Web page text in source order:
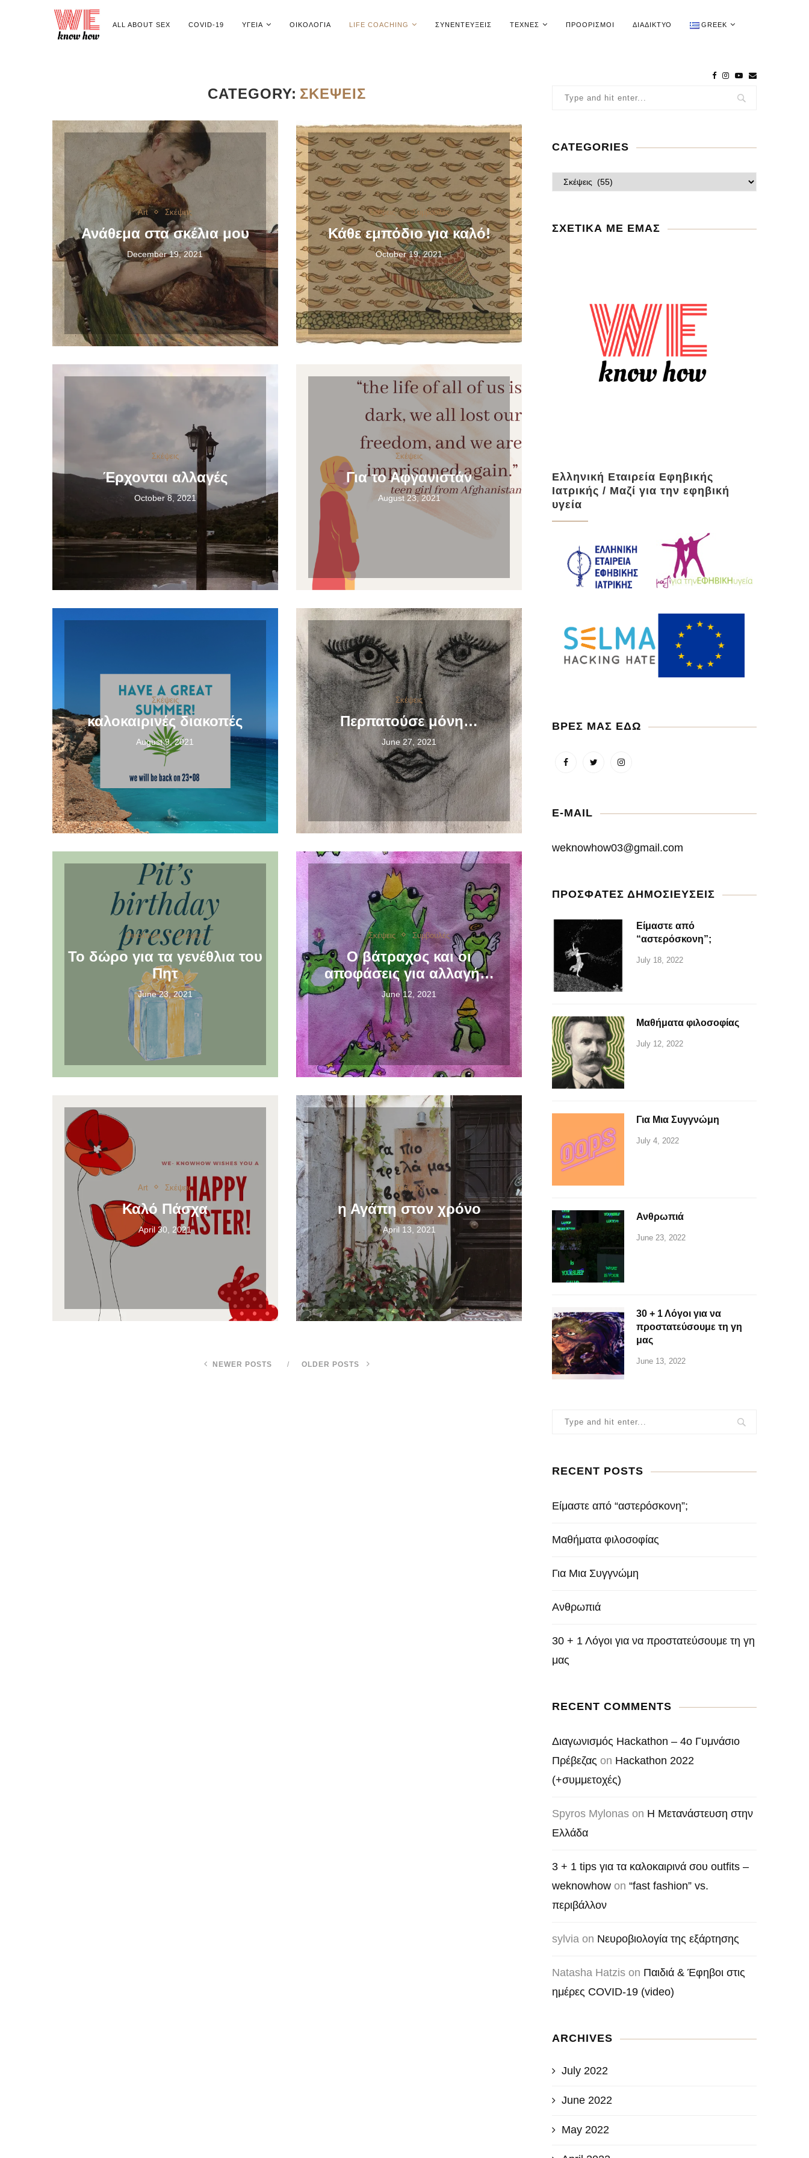
ALL ABOUT SEX COVID-19 ΥΓΕΊΑ ΟΙΚΟΛΟΓΊΑ LIFE COACHING ΣΥΝΕΝΤΕΎΞΕΙΣ ΤΈΧΝΕΣ ΠΡΟΟΡΙΣΜΟΊ ΔΙΑΔΊΚΤΥΟ GREEK
CATEGORY: ΣΚΈΨΕΙΣ
Art Σκέψεις
Ανάθεμα στα σκέλια μου
December 19, 2021
Σκέψεις Συμβουλές
Κάθε εμπόδιο για καλό!
October 19, 2021
Σκέψεις
Έρχονται αλλαγές
October 8, 2021
Σκέψεις
Για το Αφγανιστάν
August 23, 2021
Σκέψεις
καλοκαιρινές διακοπές
August 9, 2021
Σκέψεις
Περπατούσε μόνη…
June 27, 2021
Οικολογία Σκέψεις
Το δώρο για τα γενέθλια του
Πητ
June 23, 2021
Σκέψεις Συμβουλές
Ο βάτραχος και οι
αποφάσεις για αλλαγή…
June 12, 2021
Art Σκέψεις
Καλό Πάσχα
April 30, 2021
Σκέψεις
η Αγάπη στον χρόνο
April 13, 2021
NEWER POSTS OLDER POSTS
CATEGORIES
ΣΧΕΤΙΚΑ ΜΕ ΕΜΑΣ
Ελληνική Εταιρεία Εφηβικής
Ιατρικής / Μαζί για την εφηβική
υγεία
ΒΡΕΣ ΜΑΣ ΕΔΩ
E-MAIL
weknowhow03@gmail.com
ΠΡΟΣΦΑΤΕΣ ΔΗΜΟΣΙΕΥΣΕΙΣ
Είμαστε από
“αστερόσκονη”;
July 18, 2022
Μαθήματα φιλοσοφίας
July 12, 2022
Για Μια Συγγνώμη
July 4, 2022
Ανθρωπιά
June 23, 2022
30 + 1 Λόγοι για να
προστατεύσουμε τη γη
μας
June 13, 2022
RECENT POSTS
Είμαστε από “αστερόσκονη”;
Μαθήματα φιλοσοφίας
Για Μια Συγγνώμη
Ανθρωπιά
30 + 1 Λόγοι για να προστατεύσουμε τη γη
μας
RECENT COMMENTS
Διαγωνισμός Hackathon – 4o Γυμνάσιο
Πρέβεζας on Hackathon 2022
(+συμμετοχές)
Spyros Mylonas on Η Μετανάστευση στην
Ελλάδα
3 + 1 tips για τα καλοκαιρινά σου outfits –
weknowhow on “fast fashion” vs.
περιβάλλον
sylvia on Νευροβιολογία της εξάρτησης
Natasha Hatzis on Παιδιά & Έφηβοι στις
ημέρες COVID-19 (video)
ARCHIVES
July 2022
June 2022
May 2022